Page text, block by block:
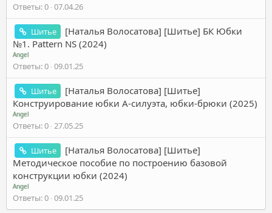
Ответы 0 07.04.26
Шитье
[Наталья Волосатова] [Шитье] БК Юбки
№1. Pattern NS (2024)
Angel
Ответы 0 09.01.25
Шитье
[Наталья Волосатова] [Шитье]
Конструирование юбки А-силуэта, юбки-брюки (2025)
Angel
Ответы 0 27.05.25
Шитье
[Наталья Волосатова] [Шитье]
Методическое пособие по построению базовой
конструкции юбки (2024)
Angel
Ответы 0 09.01.25